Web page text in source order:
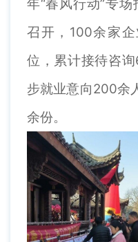
年“春风行动”专
召开，100余家
位，累计接待咨
步就业意向200余
余份。